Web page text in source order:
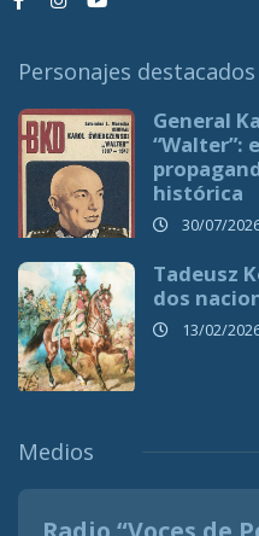
Personajes destacados
General
“Walter”:
histórica
30/07/
Tadeusz
dos
13/02/
Medios